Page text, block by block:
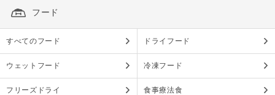
フード
すべてのフード ドライフード
ウェットフード 冷凍フード
フリーズドライ 食事療法食